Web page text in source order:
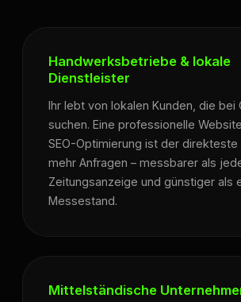
Handwerksbetriebe & lokale
Dienstleister
Ihr lebt von lokalen Kunden, die bei
suchen. Eine professionelle
SEO-Optimierung ist der direkteste
mehr Anfragen – messbarer als
Zeitungsanzeige und günstiger als
Messestand.
Mittelständische